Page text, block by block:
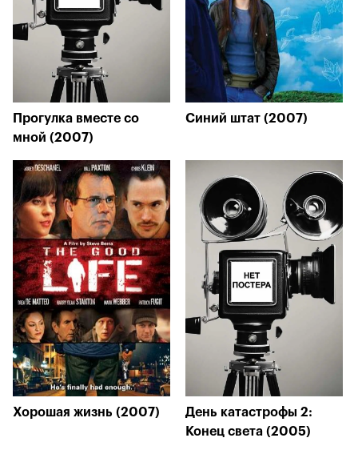
Прогулка вместе со
мной (2007)
Синий штат (2007)
Хорошая жизнь (2007)
День катастрофы 2:
Конец света (2005)